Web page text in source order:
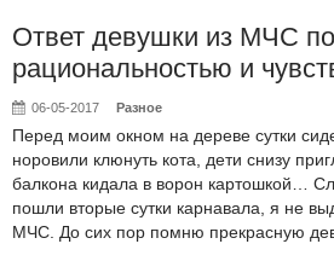
Ответ девушки из МЧС
рациональностью и
06-05-2017 Разное
Перед моим окном на дереве сутки
норовили клюнуть кота, дети снизу
балкона кидала в ворон картошкой…
пошли вторые сутки карнавала, я не
МЧС. До сих пор помню прекрасную